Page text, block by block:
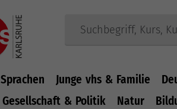
Sprachen Junge vhs & Familie
Gesellschaft & Politik
Natur